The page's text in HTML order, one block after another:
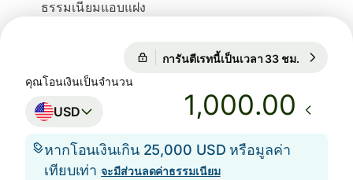
ธรรมเนียมแอบแฝง
การันตีเรทนี้เป็นเวลา 33 ชม.
การันตีเรทนี้เป็นเวลา 33 ชม.
คุณโอนเงินเป็นจำนวน
USD .00
หากโอนเงินเกิน 25,000 USD หรือมูลค่า
เทียบเท่าจะมีส่วนลดค่าธรรมเนียม